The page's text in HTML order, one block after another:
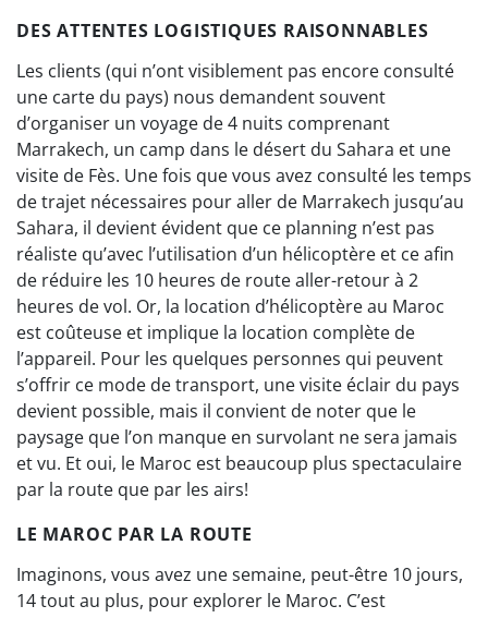
DES ATTENTES LOGISTIQUES RAISONNABLES
Les clients (qui n’ont visiblement pas encore consulté
une carte du pays) nous demandent souvent
d’organiser un voyage de 4 nuits comprenant
Marrakech, un camp dans le désert du Sahara et une
visite de Fès. Une fois que vous avez consulté les temps
de trajet nécessaires pour aller de Marrakech jusqu’au
Sahara, il devient évident que ce planning n’est pas
réaliste qu’avec l’utilisation d’un hélicoptère et ce afin
de réduire les 10 heures de route aller-retour à 2
heures de vol. Or, la location d’hélicoptère au Maroc
est coûteuse et implique la location complète de
l’appareil. Pour les quelques personnes qui peuvent
s’offrir ce mode de transport, une visite éclair du pays
devient possible, mais il convient de noter que le
paysage que l’on manque en survolant ne sera jamais
et vu. Et oui, le Maroc est beaucoup plus spectaculaire
par la route que par les airs!
LE MAROC PAR LA ROUTE
Imaginons, vous avez une semaine, peut-être 10 jours,
14 tout au plus, pour explorer le Maroc. C’est